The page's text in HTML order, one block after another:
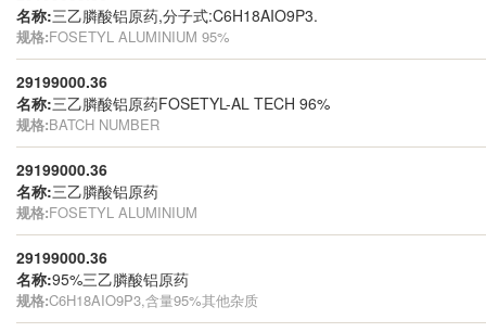
名称:三乙膦酸铝原药,分子式:C6H18AIO9P3.
规格:FOSETYL ALUMINIUM 95%
29199000.36
名称:三乙膦酸铝原药FOSETYL-AL TECH 96%
规格:BATCH NUMBER
29199000.36
名称:三乙膦酸铝原药
规格:FOSETYL ALUMINIUM
29199000.36
名称:95%三乙膦酸铝原药
规格:C6H18AIO9P3,含量95%其他杂质